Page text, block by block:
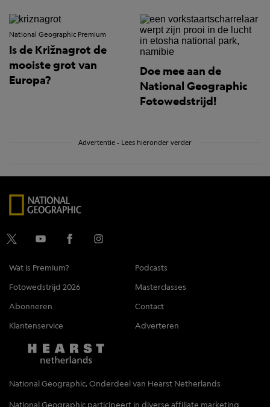
National Geographic Premium
Is de Križnagrot de
mooiste grot van
Europa?
Doe mee aan de
National Geographic
Fotowedstrijd!
Advertentie - Lees hieronder verder
Wat is Premium?
Podcasts
Fotowedstrijd 2026
Masterclasses
Abonneren
Contact
Klantenservice
Adverteren
National Geographic, Onderdeel van Hearst Netherlands
National Geographic participeert in diverse affiliate marketing